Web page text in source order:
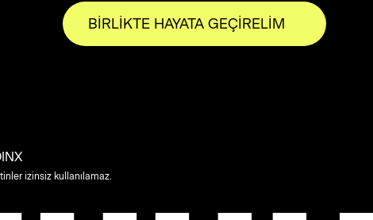
BİRLİKTE HAYATA GEÇİRELİM
X
izinsiz kullanılamaz.